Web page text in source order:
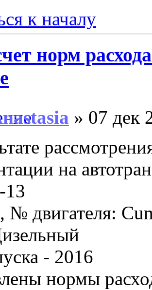
к началу
норм
» 07 дек
на
№ двигателя:
- 2016
нормы